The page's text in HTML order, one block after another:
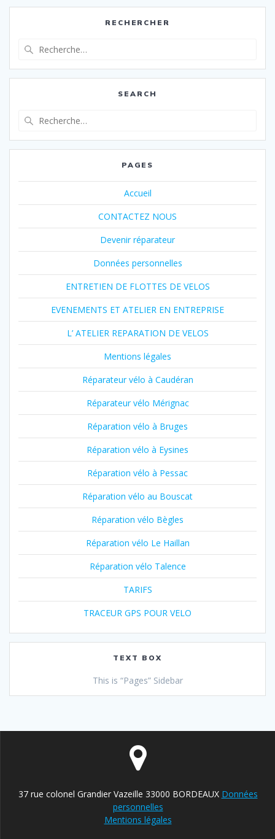
RECHERCHER
:
SEARCH
:
PAGES
Accueil
CONTACTEZ NOUS
Devenir réparateur
Données personnelles
ENTRETIEN DE FLOTTES DE VELOS
EVENEMENTS ET ATELIER EN ENTREPRISE
L’ ATELIER REPARATION DE VELOS
Mentions légales
Réparateur vélo à Caudéran
Réparateur vélo Mérignac
Réparation vélo à Bruges
Réparation vélo à Eysines
Réparation vélo à Pessac
Réparation vélo au Bouscat
Réparation vélo Bègles
Réparation vélo Le Haillan
Réparation vélo Talence
TARIFS
TRACEUR GPS POUR VELO
TEXT BOX
This is “Pages” Sidebar
37 rue colonel Grandier Vazeille 33000 BORDEAUX Données
personnelles
Mentions légales